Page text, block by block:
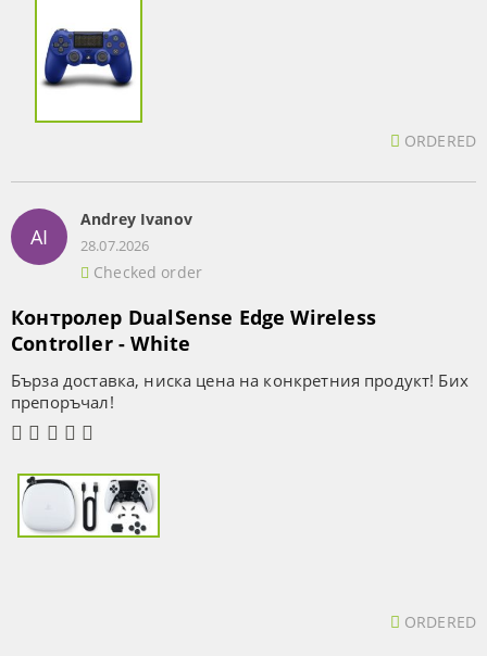
ORDERED
AI
Andrey Ivanov
28.07.2026
Checked order
Контролер DualSense Edge Wireless
Controller - White
Бърза доставка, ниска цена на конкретния продукт! Бих
препоръчал!
ORDERED